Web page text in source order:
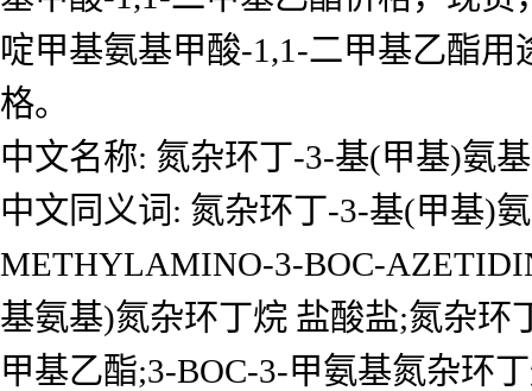
啶甲基氨基甲酸-1,1-二甲基乙酯
格。
中文名称: 氮杂环丁-3-基(甲基)氨
中文同义词: 氮杂环丁-3-基(甲基)
METHYLAMINO-3-BOC-
基氨基)氮杂环丁烷 盐酸盐;氮杂环
甲基乙酯;3-BOC-3-甲氨基氮杂环